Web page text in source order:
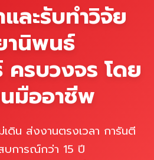
ละรับทำวิจัย
านิพนธ์
รบวงจร โดย
มืออาชีพ
เดิน ส่งงานตรงเวลา การันตี
บการณ์กว่า 15 ปี